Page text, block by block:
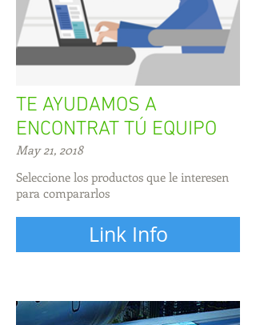
TE AYUDAMOS A
ENCONTRAT TÚ EQUIPO
May 21, 2018
Seleccione los productos que le interesen
para compararlos
Link Info